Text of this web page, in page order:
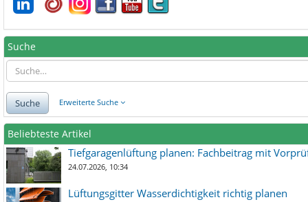
Suche
Suche Erweiterte Suche
Beliebteste Artikel
Tiefgaragenlüftung planen: Fachbeitrag mit
24.07.2026, 10:34
Lüftungsgitter Wasserdichtigkeit richtig planen